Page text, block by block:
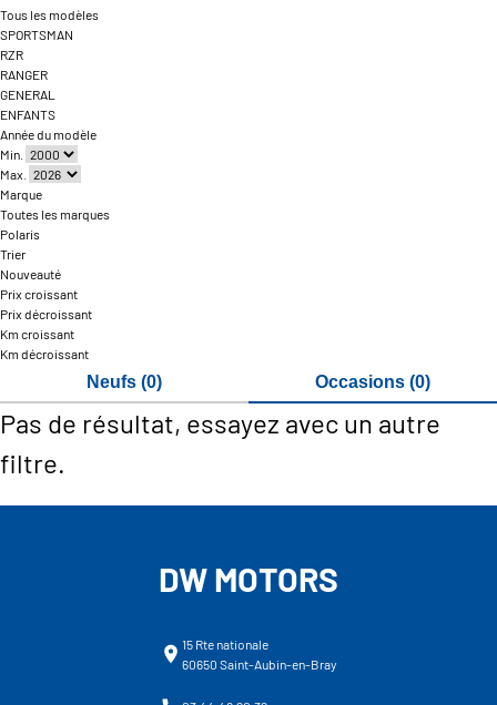
Tous les modèles
SPORTSMAN
RZR
RANGER
GENERAL
ENFANTS
Année du modèle
Min.
Max.
Marque
Toutes les marques
Polaris
Trier
Nouveauté
Prix croissant
Prix décroissant
Km croissant
Km décroissant
Neufs (0) Occasions (0)
Pas de résultat, essayez avec un autre
filtre.
DW MOTORS
15 Rte nationale
60650 Saint-Aubin-en-Bray